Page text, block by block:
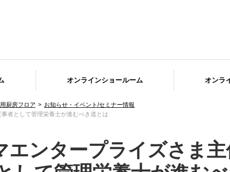
オンラインショールーム オンラ
厨房フロア
お知らせ・イベント/セミナー情報
者として管理栄養士が進むべき道とは
エンタープライズさま